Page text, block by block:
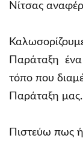
Νίτσας
Παράταξη
τόπο που
Παράταξη μας.
Πιστεύω πως